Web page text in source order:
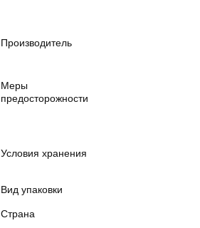
Производитель
Меры
предосторожности
Условия хранения
Вид упаковки
Страна